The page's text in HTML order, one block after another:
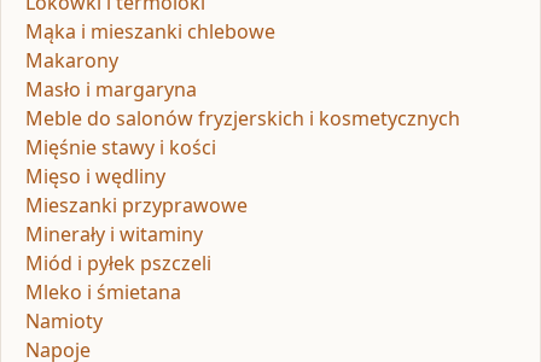
Mąka i mieszanki chlebowe
Makarony
Masło i margaryna
Meble do salonów fryzjerskich i kosmetycznych
Mięśnie stawy i kości
Mięso i wędliny
Mieszanki przyprawowe
Minerały i witaminy
Miód i pyłek pszczeli
Mleko i śmietana
Namioty
Napoje